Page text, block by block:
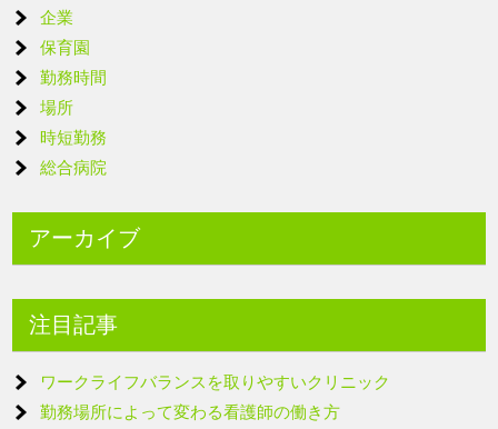
企業
保育園
勤務時間
場所
時短勤務
総合病院
アーカイブ
注目記事
ワークライフバランスを取りやすいクリニック
勤務場所によって変わる看護師の働き方